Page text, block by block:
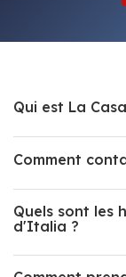
Qui est La
Comment
Quels sont les
d'Italia ?